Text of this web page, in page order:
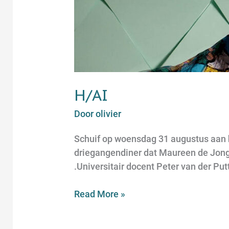
h/AI
Doorolivier
Schuif op woensdag 31 augustus
driegangendiner dat Maureen de
.Universitair docent Peter van der
Read More »